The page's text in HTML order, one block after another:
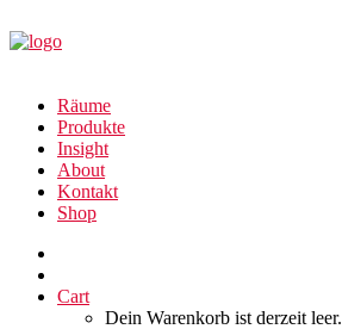
Räume
Produkte
Insight
About
Kontakt
Shop
Cart
Dein Warenkorb ist derzeit leer.